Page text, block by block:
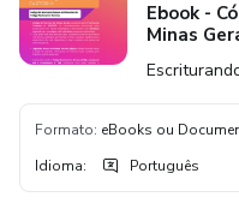
Ebook -
Minas
Formato: eBooks ou
Idioma: Português